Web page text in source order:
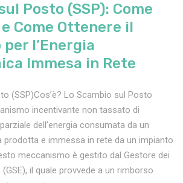
Posto (SSP): Come
Come Ottenere il
l’Energia
Immesa in Rete
(SSP)Cos’è? Lo Scambio sul Posto
incentivante non tassato di
dell’energia consumata da un
prodotta e immessa in rete da un impianto
meccanismo è gestito dal Gestore dei
il quale provvede a un rimborso